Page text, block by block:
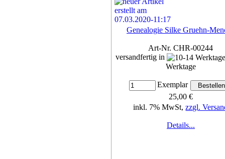
Genealogie Silke Gruehn-
Art-Nr. CHR-00244
versandfertig in
Werktage
Exemplar
25,00 €
inkl. 7% MwSt,zzgl.
Details...